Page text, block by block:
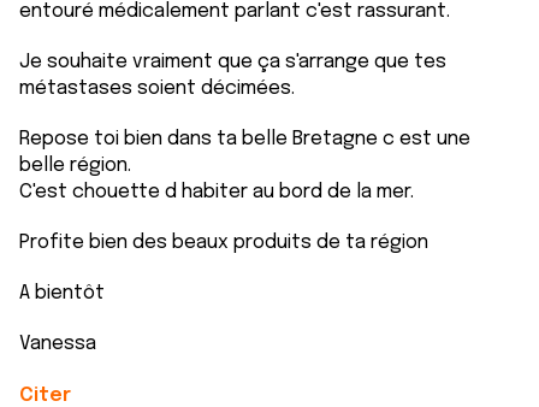
entouré médicalement parlant c'est rassurant.
Je souhaite vraiment que ça s'arrange que tes
métastases soient décimées.
Repose toi bien dans ta belle Bretagne c est une
belle région.
C'est chouette d habiter au bord de la mer.
Profite bien des beaux produits de ta région
A bientôt
Vanessa
Citer